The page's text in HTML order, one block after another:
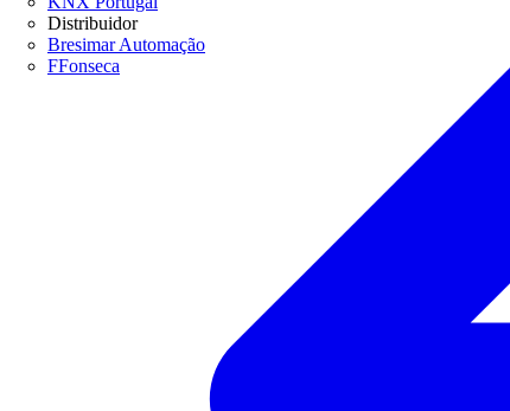
Distribuidor
Bresimar Automação
FFonseca